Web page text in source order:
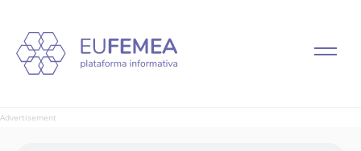
Advertisement